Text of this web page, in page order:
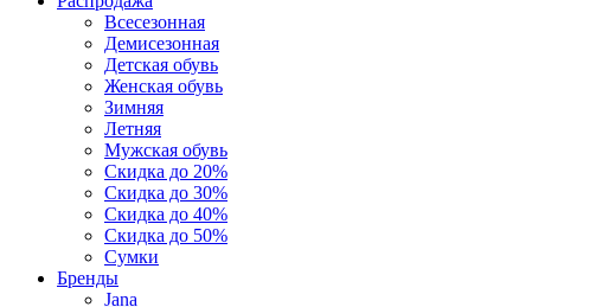
Всесезонная
Демисезонная
Детская обувь
Женская обувь
Зимняя
Летняя
Мужская обувь
Скидка до 20%
Скидка до 30%
Скидка до 40%
Скидка до 50%
Сумки
Бренды
Jana